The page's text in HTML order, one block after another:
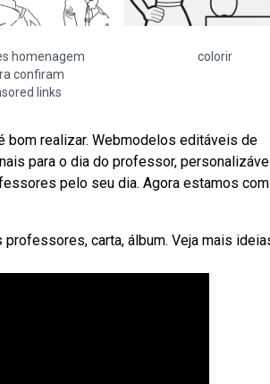
homenagem
confiram
links
colorir
bom realizar. Webmodelos editáveis de
para o dia do professor,
pelo seu dia. Agora estamos com
carta, álbum. Veja mais